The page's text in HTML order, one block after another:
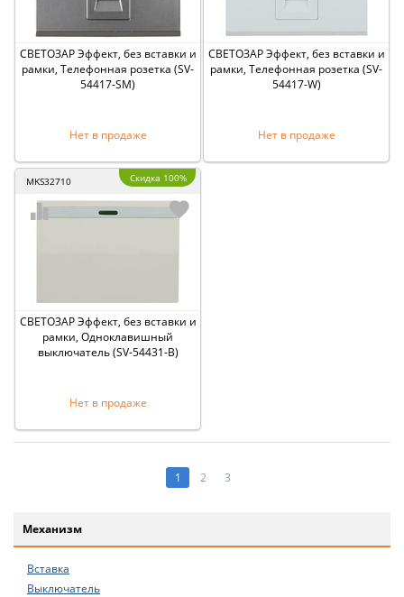
СВЕТОЗАР Эффект, без вставки и
рамки, Телефонная розетка (SV-
54417-SM)
Нет в продаже
СВЕТОЗАР Эффект, без вставки и
рамки, Телефонная розетка (SV-
54417-W)
Нет в продаже
MKS32710 Скидка 100%
СВЕТОЗАР Эффект, без вставки и
рамки, Одноклавишный
выключатель (SV-54431-B)
Нет в продаже
1 2 3
Механизм
Вставка
Выключатель